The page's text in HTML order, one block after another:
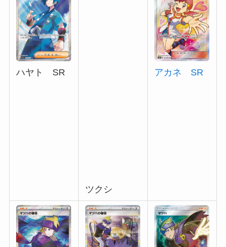
ハヤト SR
ツクシ
アカネ SR